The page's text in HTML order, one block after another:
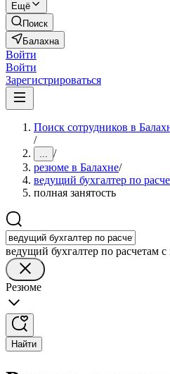
Ещё
Поиск
Балахна
Войти
Войти
Зарегистрироваться
Поиск сотрудников в
/
... /
резюме в Балахне/
ведущий бухгалтер по
полная занятость
ведущий бухгалтер по расчетам
Резюме
Найти